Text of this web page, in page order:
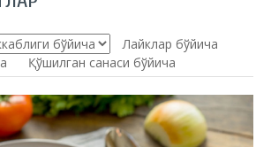
Лайклар бўйича
Қўшилган санаси бўйича